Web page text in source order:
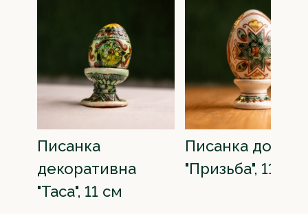
Писанка
декоративна
"Таса", 11 см
Писанка до
"Призьба", 11 см